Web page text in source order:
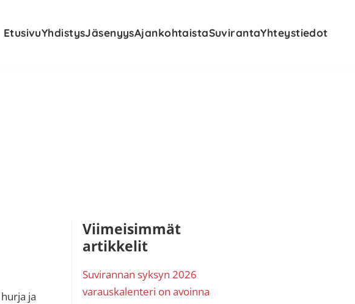
EtusivuYhdistysJäsenyysAjankohtaistaSuvirantaYhteystiedot
ja
Ensisijainen
sivupalkki
Viimeisimmät
artikkelit
Suvirannan syksyn 2026
varauskalenteri on avoinna